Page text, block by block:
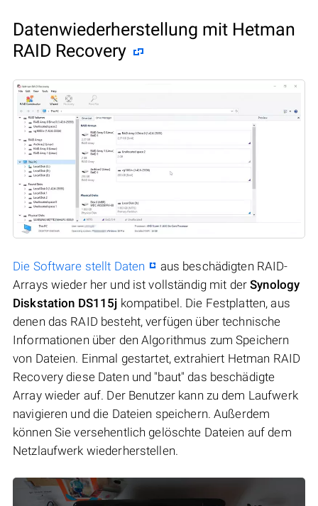
Datenwiederherstellung mit Hetman
RAID Recovery
Die Software stellt Daten
aus beschädigten RAID-
Arrays wieder her und ist vollständig mit derSynology
Diskstation DS115j kompatibel. Die Festplatten, aus
denen das RAID besteht, verfügen über technische
Informationen über den Algorithmus zum Speichern
von Dateien. Einmal gestartet, extrahiert Hetman RAID
Recovery diese Daten und "baut" das beschädigte
Array wieder auf. Der Benutzer kann zu dem Laufwerk
navigieren und die Dateien speichern. Außerdem
können Sie versehentlich gelöschte Dateien auf dem
Netzlaufwerk wiederherstellen.